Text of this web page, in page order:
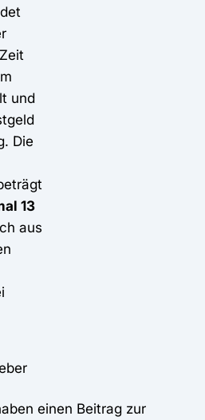
und
Die
13
aus
einen Beitrag zur